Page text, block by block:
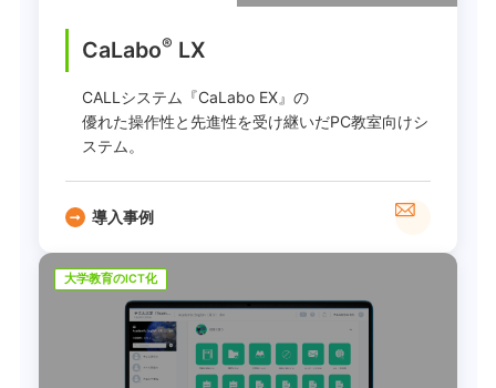
CaLabo® LX
CALLシステム『CaLabo EX』の
優れた操作性と先進性を受け継いだPC教室向けシ
ステム。
導入事例
大学教育のICT化